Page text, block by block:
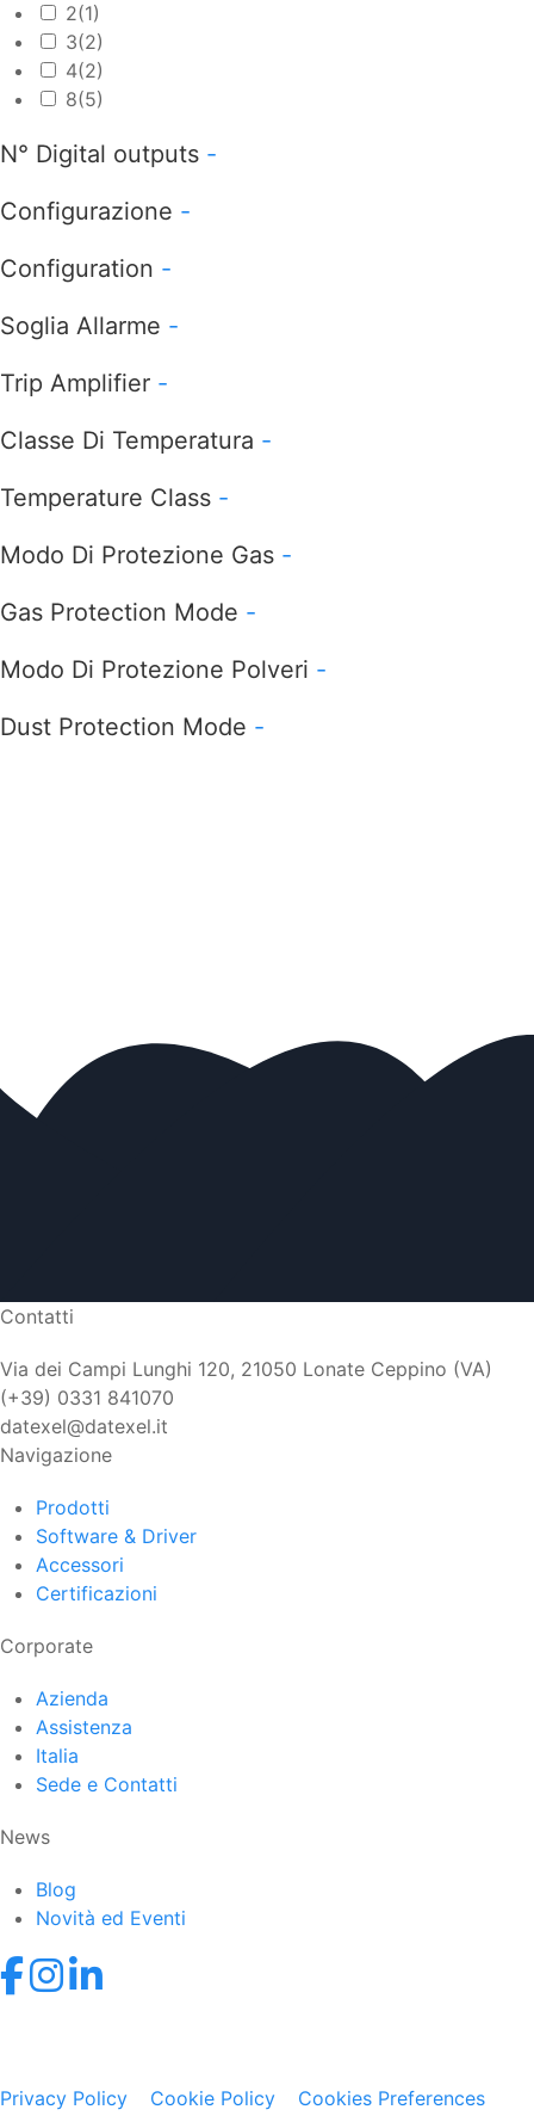
2(1)
3(2)
4(2)
8(5)
N° Digital outputs -
Configurazione -
Configuration -
Soglia Allarme -
Trip Amplifier -
Classe Di Temperatura -
Temperature Class -
Modo Di Protezione Gas -
Gas Protection Mode -
Modo Di Protezione Polveri -
Dust Protection Mode -
Contatti
Via dei Campi Lunghi 120, 21050 Lonate Ceppino (VA)
(+39) 0331 841070
datexel@datexel.it
Navigazione
Prodotti
Software & Driver
Accessori
Certificazioni
Corporate
Azienda
Assistenza
Italia
Sede e Contatti
News
Blog
Novità ed Eventi
Privacy Policy
Cookie Policy
Cookies Preferences